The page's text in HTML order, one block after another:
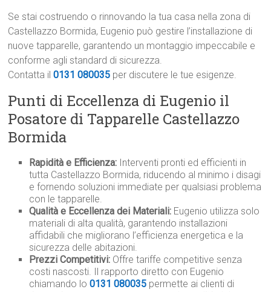
Se stai costruendo o rinnovando la tua casa nella zona di
Castellazzo Bormida, Eugenio può gestire l’installazione di
nuove tapparelle, garantendo un montaggio impeccabile e
conforme agli standard di sicurezza.
Contatta il0131 080035 per discutere le tue esigenze.
Punti di Eccellenza di Eugenio il
Posatore di Tapparelle Castellazzo
Bormida
Rapidità e Efficienza: Interventi pronti ed efficienti in
tutta Castellazzo Bormida, riducendo al minimo i disagi
e fornendo soluzioni immediate per qualsiasi problema
con le tapparelle.
Qualità e Eccellenza dei Materiali: Eugenio utilizza solo
materiali di alta qualità, garantendo installazioni
affidabili che migliorano l’efficienza energetica e la
sicurezza delle abitazioni.
Prezzi Competitivi: Offre tariffe competitive senza
costi nascosti. Il rapporto diretto con Eugenio
chiamando lo0131 080035 permette ai clienti di